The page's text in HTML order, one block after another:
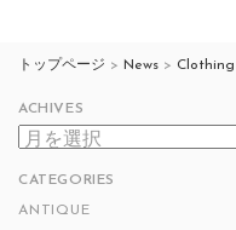
ビ
ー
シ
ョ
ン
トップページ > News > Clothing
ACHIVES
ACHIVES
CATEGORIES
ANTIQUE